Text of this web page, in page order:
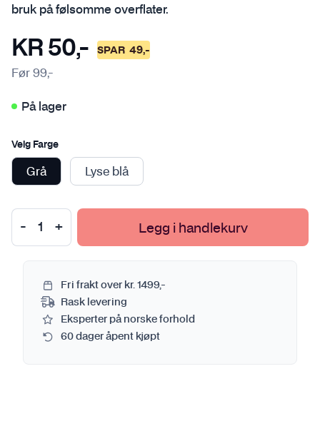
bruk på følsomme overflater.
KR 50,- SPAR 49,-
Før99,-
På lager
Velg Farge
Grå Lyse blå
Legg i handlekurv
Fri frakt over kr. 1499,-
Rask levering
Eksperter på norske forhold
60 dager åpent kjøpt